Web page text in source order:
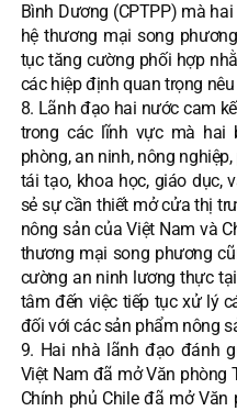
Bình Dương (CPTPP) mà
hệ thương mại song
tục tăng cường phối hợp
các hiệp định quan trọng nêu
8. Lãnh đạo hai nước cam
trong các lĩnh vực mà hai
phòng, an ninh, nông
tái tạo, khoa học, giáo dục,
sẻ sự cần thiết mở cửa thị
nông sản của Việt Nam và
thương mại song phương
cường an ninh lương thực
tâm đến việc tiếp tục xử lý
đối với các sản phẩm nông
9. Hai nhà lãnh đạo đánh
Việt Nam đã mở Văn phòng
Chính phủ Chile đã mở